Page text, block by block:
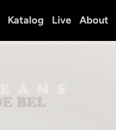
Katalog Live About